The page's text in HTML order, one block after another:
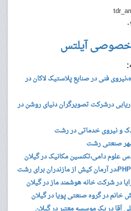
آیلتس
فنی در صنایع پلاستیک لاکان در
درشرکت تصویرگران دنیای روشن در
و نیروی خدماتی در رشت
صنعتی رشت
علوم دامی،تکنسین مکانیک در گیلان
در شرکت خانه هوشمند ماز در گیلان
در گروه صنعتی پویا در گیلان